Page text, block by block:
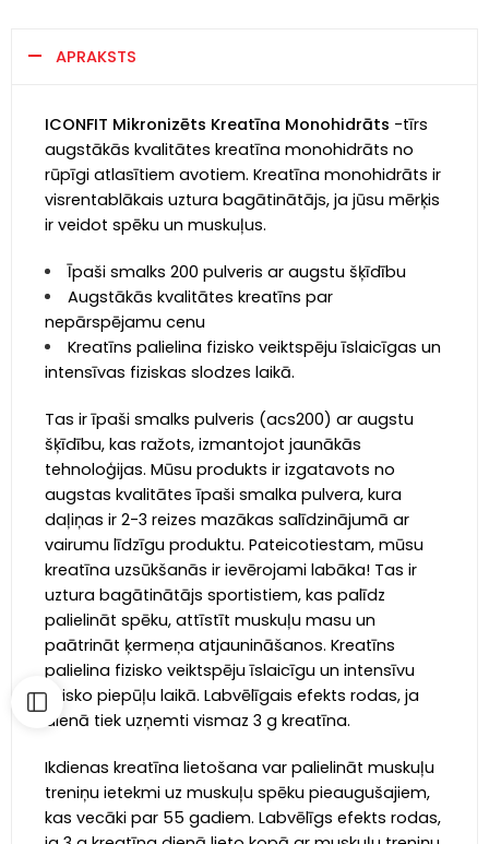
APRAKSTS
ICONFIT Mikronizēts Kreatīna Monohidrāts -tīrs
augstākās kvalitātes kreatīna monohidrāts no
rūpīgi atlasītiem avotiem. Kreatīna monohidrāts ir
visrentablākais uztura bagātinātājs, ja jūsu mērķis
ir veidot spēku un muskuļus.
Īpaši smalks 200 pulveris ar augstu šķīdību
Augstākās kvalitātes kreatīns par
nepārspējamu cenu
Kreatīns palielina fizisko veiktspēju īslaicīgas un
intensīvas fiziskas slodzes laikā.
Tas ir īpaši smalks pulveris (acs200) ar augstu
šķīdību, kas ražots, izmantojot jaunākās
tehnoloģijas. Mūsu produkts ir izgatavots no
augstas kvalitātes īpaši smalka pulvera, kura
daļiņas ir 2-3 reizes mazākas salīdzinājumā ar
vairumu līdzīgu produktu. Pateicotiestam, mūsu
kreatīna uzsūkšanās ir ievērojami labāka! Tas ir
uztura bagātinātājs sportistiem, kas palīdz
palielināt spēku, attīstīt muskuļu masu un
paātrināt ķermeņa atjaunināšanos. Kreatīns
palielina fizisko veiktspēju īslaicīgu un intensīvu
fizisko piepūļu laikā. Labvēlīgais efekts rodas, ja
dienā tiek uzņemti vismaz 3 g kreatīna.
Ikdienas kreatīna lietošana var palielināt muskuļu
treniņu ietekmi uz muskuļu spēku pieaugušajiem,
kas vecāki par 55 gadiem. Labvēlīgs efekts rodas,